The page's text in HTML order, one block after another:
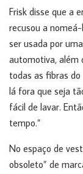
Frisk disse que a
recusou a
ser usada por
automotiva, além
todas as fibras
lá fora que seja
fácil de lavar.
tempo.”
No espaço de
obsoleto” de